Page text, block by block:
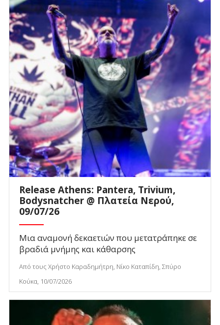
Release Athens: Pantera, Trivium,
Bodysnatcher @ Πλατεία Νερού,
09/07/26
Μια αναμονή δεκαετιών που μετατράπηκε σε
βραδιά μνήμης και κάθαρσης
Από τους Χρήστο Καραδημήτρη, Νίκο Καταπίδη, Σπύρο
Κούκα, 10/07/2026